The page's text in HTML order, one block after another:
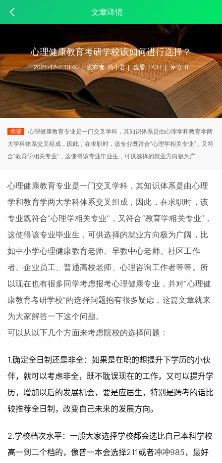
文章详情
心理健康教育考研学校该如何进行选择？
2021-12-7 13:40 | 发布者:简小君 | 查看:1437 | 评论: 0
摘要
心理健康教育专业是一门交叉学科，其知识体系是由心理学和教育学两
大学科体系交叉组成，因此，在求职时，该专业既符合“心理学相关专业”，又符
合“教育学相关专业”，这使得该专业毕业生，可供选择的就业方向极为广 ...
心理健康教育专业是一门交叉学科，其知识体系是由心理
学和教育学两大学科体系交叉组成，因此，在求职时，该
专业既符合“心理学相关专业”，又符合“教育学相关专业”，
这使得该专业毕业生， 可供选择的就业方向极为广阔 ，比
如中小学心理健康教育老师、早教中心老师、社区工作
者、企业员工、普通高校老师、心理咨询工作者等等。所
以现在也有很多同学考虑报考心理健康专业，并对“心理健
康教育考研学校”的选择问题抱有很多疑虑，这篇文章就来
为大家解答一下这个问题。
可以从以下几个方面来考虑院校的选择问题：
1.确定全日制还是非全：如果是在职的想提升下学历的小伙
伴，就可以考虑非全，既不耽误现在的工作，又可以提升学
历，增加以后的发展机会，要是应届生，特别是跨考的话比
较推荐全日制，改变自己未来的发展方向。
2.学校档次水平：一般大家选择学校都会选比自己本科学校
高一到二个档的，像普一本会选择211或者冲冲985，最好